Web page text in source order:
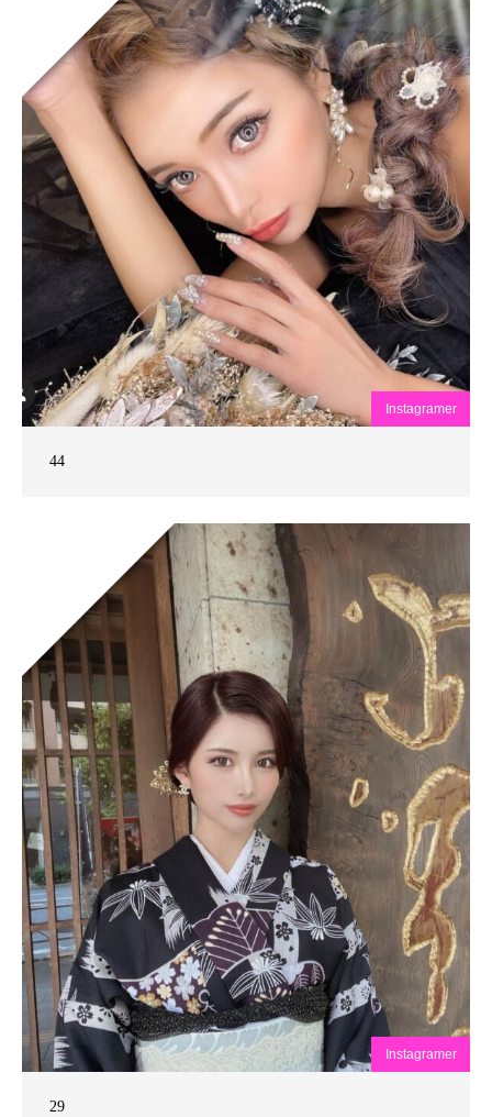
Instagramer
44
Instagramer
29